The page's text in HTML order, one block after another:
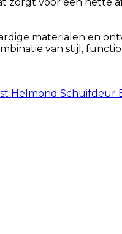
materialen en
van stijl,
Helmond Schuifdeur